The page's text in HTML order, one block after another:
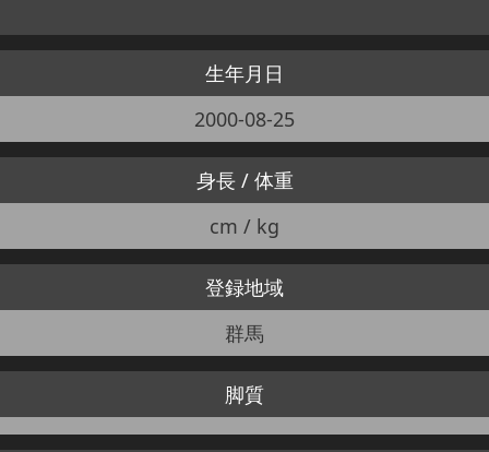
生年月日
2000-08-25
身長 / 体重
cm / kg
登録地域
群馬
脚質